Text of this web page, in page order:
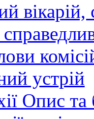
вікарій,
устрій
Опис та